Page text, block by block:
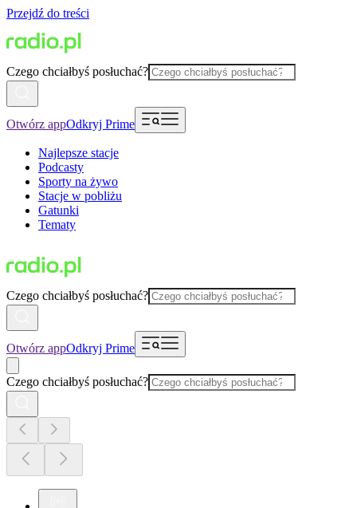
Przejdź do treści
Czego chciałbyś posłuchać?
Otwórz appOdkryj Prime
Najlepsze stacje
Podcasty
Sporty na żywo
Stacje w pobliżu
Gatunki
Tematy
Czego chciałbyś posłuchać?
Otwórz appOdkryj Prime
Czego chciałbyś posłuchać?